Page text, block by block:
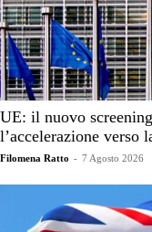
UE: il nuovo
l’accelerazione verso
Filomena Ratto - 7 Agosto 2026